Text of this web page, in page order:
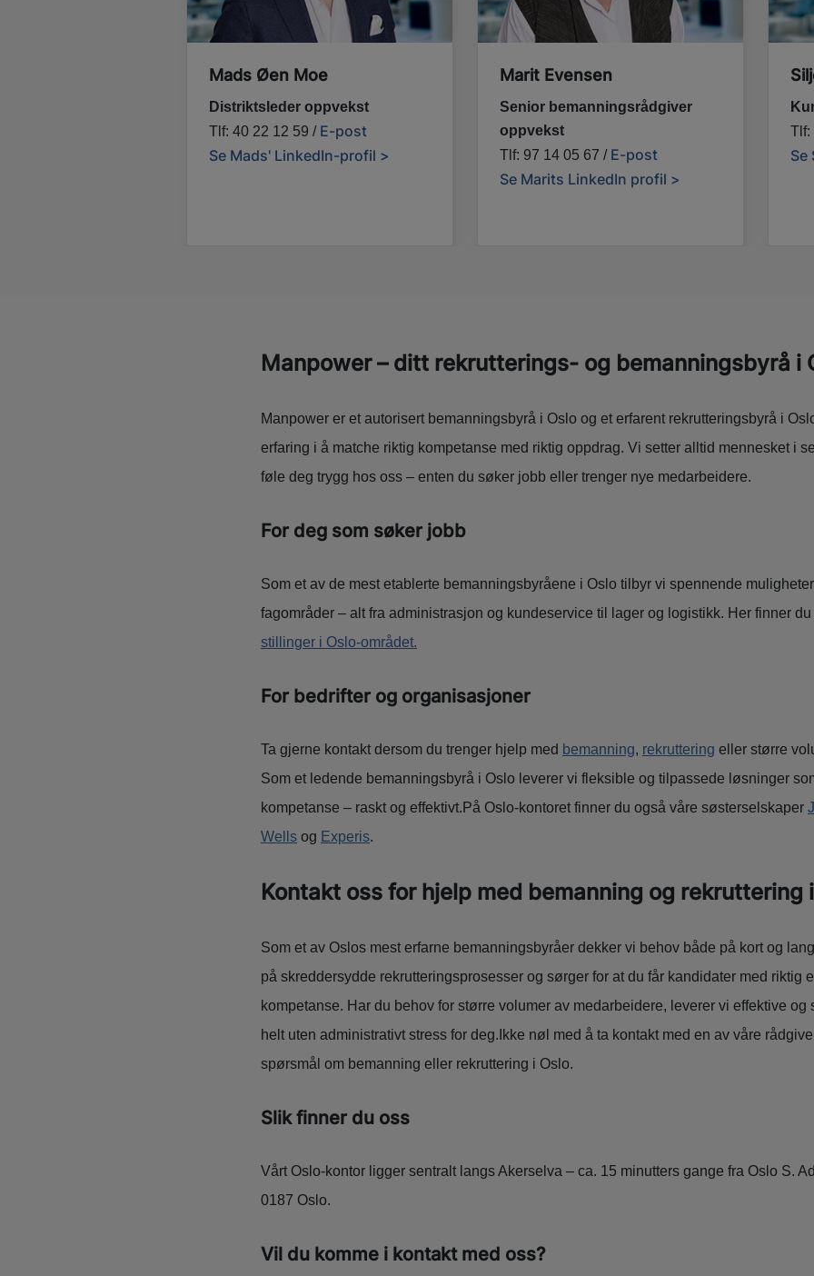
Mads Øen Moe
Distriktsleder oppvekst
Tlf: 40 22 12 59 / E-post
Se Mads' LinkedIn-profil >
Marit Evensen
Senior bemanningsrådgiver
oppvekst
Tlf: 97 14 05 67 / E-post
Se Marits LinkedIn profil >
Tlf:
Se
Manpower – ditt rekrutterings- og bemanningsbyrå i
Manpower er et autorisert bemanningsbyrå i Oslo og et erfarent rekrutteringsbyrå i
erfaring i å matche riktig kompetanse med riktig oppdrag. Vi setter alltid mennesket i
føle deg trygg hos oss – enten du søker jobb eller trenger nye medarbeidere.
For deg som søker jobb
Som et av de mest etablerte bemanningsbyråene i Oslo tilbyr vi spennende
fagområder – alt fra administrasjon og kundeservice til lager og logistikk. Her finner
stillinger i Oslo-området.
For bedrifter og organisasjoner
Ta gjerne kontakt dersom du trenger hjelp med bemanning, rekruttering eller større
Som et ledende bemanningsbyrå i Oslo leverer vi fleksible og tilpassede løsninger
kompetanse – raskt og effektivt.På Oslo-kontoret finner du også våre søsterselskaper
Wellsog Experis.
Kontakt oss for hjelp med bemanning og rekruttering
Som et av Oslos mest erfarne bemanningsbyråer dekker vi behov både på kort og
på skreddersydde rekrutteringsprosesser og sørger for at du får kandidater med riktig
kompetanse. Har du behov for større volumer av medarbeidere, leverer vi effektive
helt uten administrativt stress for deg.Ikke nøl med å ta kontakt med en av våre
spørsmål om bemanning eller rekruttering i Oslo.
Slik finner du oss
Vårt Oslo-kontor ligger sentralt langs Akerselva – ca. 15 minutters gange fra Oslo S.
0187 Oslo.
Vil du komme i kontakt med oss?